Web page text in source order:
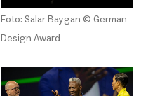
Foto: Salar Baygan © German
Design Award